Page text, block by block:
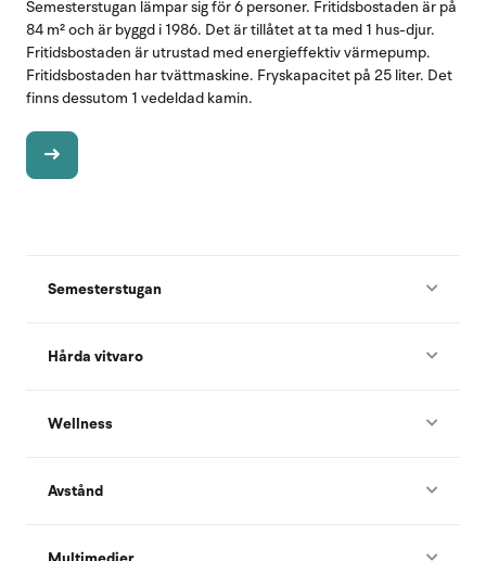
Semesterstugan lämpar sig för 6 personer. Fritidsbostaden är på
84 m² och är byggd i 1986. Det är tillåtet at ta med 1 hus-djur.
Fritidsbostaden är utrustad med energieffektiv värmepump.
Fritidsbostaden har tvättmaskine. Fryskapacitet på 25 liter. Det
finns dessutom 1 vedeldad kamin.
Semesterstugan
Hårda vitvaro
Wellness
Avstånd